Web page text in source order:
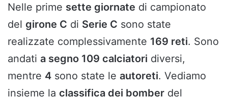
Nelle prime sette giornate di campionato
del girone C di Serie C sono state
realizzate complessivamente 169 reti. Sono
andati a segno 109 calciatori diversi,
mentre 4 sono state le autoreti. Vediamo
insieme la classifica dei bomber del